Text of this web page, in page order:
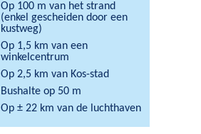
Op 100 m van het strand
(enkel gescheiden door een
kustweg)
Op 1,5 km van een
winkelcentrum
Op 2,5 km van Kos-stad
Bushalte op 50 m
Op ± 22 km van de luchthaven